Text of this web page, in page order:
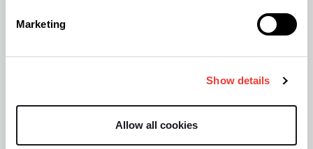
Marketing
Show details
Allow all cookies
Francisco Javier Marrero
islas, la represión cannábica se entrelaza con la
institucional. Según Marrero, la policía utiliza
prejuicios xenófobos para intervenir clubes